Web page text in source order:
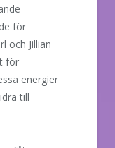
för
och Jillian
för
energier
till